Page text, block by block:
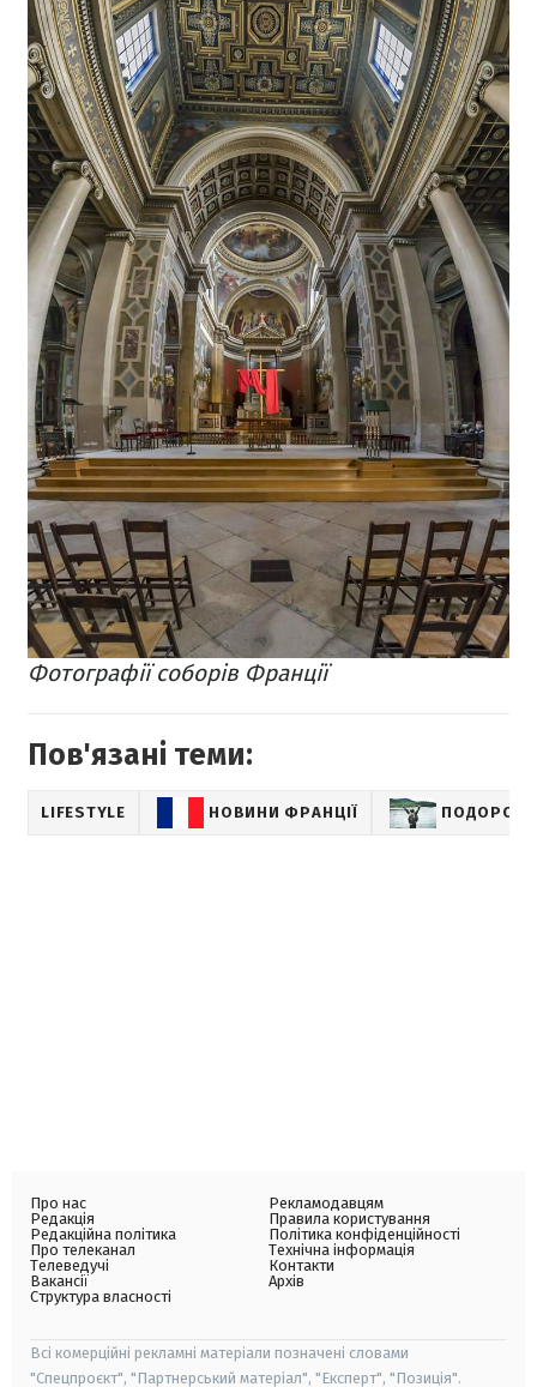
Фотографії соборів Франції
Пов'язані теми:
LIFESTYLE НОВИНИ ФРАНЦІЇ ПОДОРОЖІ
Про нас
Редакція
Редакційна політика
Про телеканал
Телеведучі
Вакансії
Структура власності
Рекламодавцям
Правила користування
Політика конфіденційності
Технічна інформація
Контакти
Архів
Всі комерційні рекламні матеріали позначені словами
"Спецпроєкт", "Партнерський матеріал", "Експерт", "Позиція".